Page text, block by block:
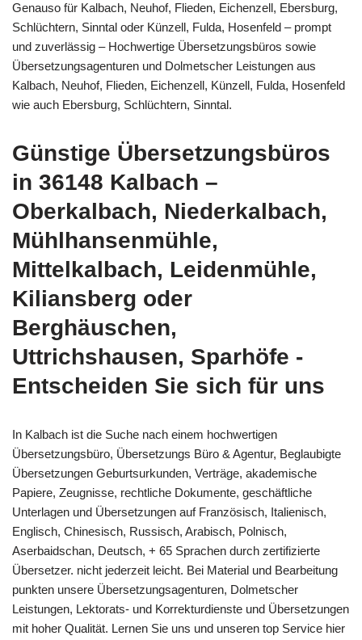
Genauso für Kalbach, Neuhof, Flieden, Eichenzell, Ebersburg,
Schlüchtern, Sinntal oder Künzell, Fulda, Hosenfeld – prompt
und zuverlässig – Hochwertige Übersetzungsbüros sowie
Übersetzungsagenturen und Dolmetscher Leistungen aus
Kalbach, Neuhof, Flieden, Eichenzell, Künzell, Fulda, Hosenfeld
wie auch Ebersburg, Schlüchtern, Sinntal.
Günstige Übersetzungsbüros
in 36148 Kalbach –
Oberkalbach, Niederkalbach,
Mühlhansenmühle,
Mittelkalbach, Leidenmühle,
Kiliansberg oder
Berghäuschen,
Uttrichshausen, Sparhöfe -
Entscheiden Sie sich für uns
In Kalbach ist die Suche nach einem hochwertigen
Übersetzungsbüro, Übersetzungs Büro & Agentur, Beglaubigte
Übersetzungen Geburtsurkunden, Verträge, akademische
Papiere, Zeugnisse, rechtliche Dokumente, geschäftliche
Unterlagen und Übersetzungen auf Französisch, Italienisch,
Englisch, Chinesisch, Russisch, Arabisch, Polnisch,
Aserbaidschan, Deutsch, + 65 Sprachen durch zertifizierte
Übersetzer. nicht jederzeit leicht. Bei Material und Bearbeitung
punkten unsere Übersetzungsagenturen, Dolmetscher
Leistungen, Lektorats- und Korrekturdienste und Übersetzungen
mit hoher Qualität. Lernen Sie uns und unseren top Service hier